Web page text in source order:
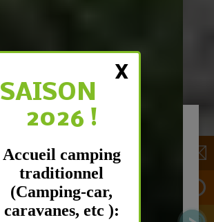
X
SAISON
2026 !
Accueil camping
traditionnel
(Camping-car,
caravanes, etc ):